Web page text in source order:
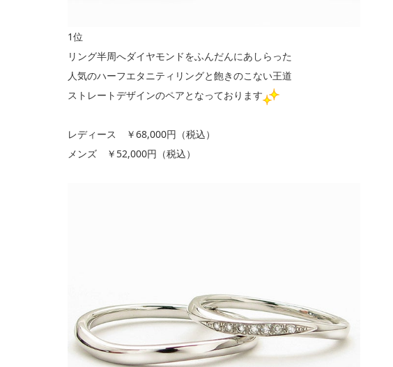
1位
リング半周へダイヤモンドをふんだんにあしらった
人気のハーフエタニティリングと飽きのこない王道
ストレートデザインのペアとなっております
レディース ￥68,000円（税込）
メンズ ￥52,000円（税込）